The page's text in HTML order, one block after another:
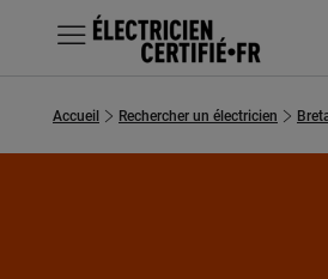
MENU
Chercher un électricien
Accueil Rechercher un électricien